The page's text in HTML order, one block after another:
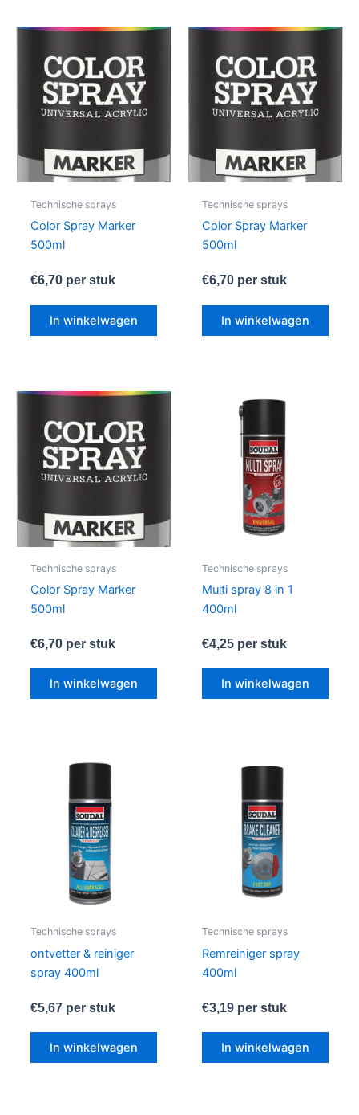
Technische sprays
Color Spray Marker
500ml
€6,70per stuk
In winkelwagen
Technische sprays
Color Spray Marker
500ml
€6,70per stuk
In winkelwagen
Technische sprays
Color Spray Marker
500ml
€6,70per stuk
In winkelwagen
Technische sprays
Multi spray 8 in 1
400ml
€4,25per stuk
In winkelwagen
Technische sprays
ontvetter & reiniger
spray 400ml
€5,67per stuk
In winkelwagen
Technische sprays
Remreiniger spray
400ml
€3,19per stuk
In winkelwagen